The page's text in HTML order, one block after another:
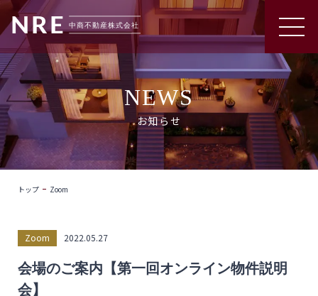
NEWS
お知らせ
トップ Zoom
Zoom 2022.05.27
会場のご案内【第一回オンライン物件説明
会】